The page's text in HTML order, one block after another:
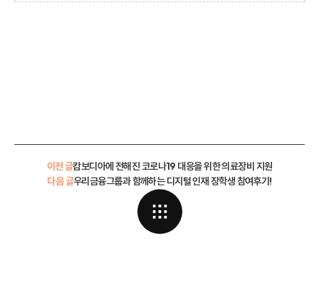
이전 글캄보디아에 전해진 코로나19 대응을 위한 의료장비 지원
우리금융그룹과 함께하는 디지털 인재 장학생 참여후기!
다음 글